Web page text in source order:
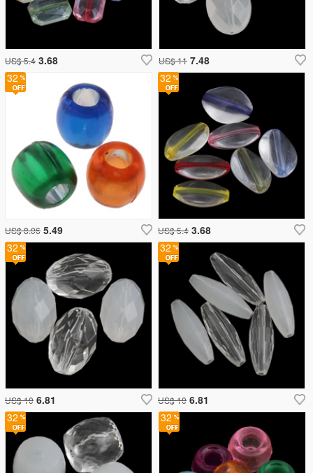
US$ 5.4 3.68 US$ 11 7.48
32
US$ 8.06 5.49
32
32
US$ 5.4 3.68
32
US$ 10 6.81
32
US$ 10 6.81
32